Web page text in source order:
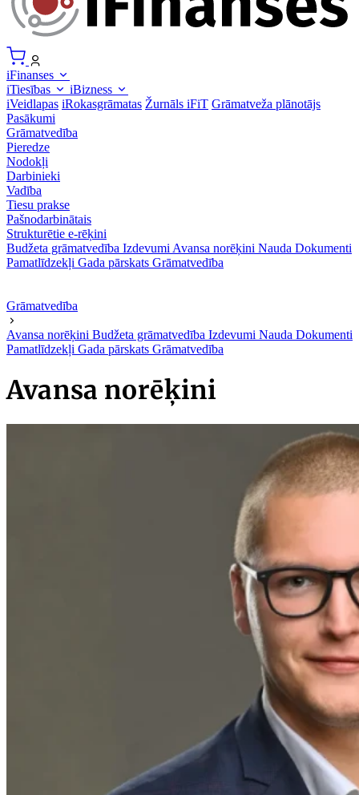
iFinanses
iTiesības
iBizness
iVeidlapas iRokasgrāmatas Žurnāls iFiT Grāmatveža plānotājs
Pasākumi
Grāmatvedība
Pieredze
Nodokļi
Darbinieki
Vadība
Tiesu prakse
Pašnodarbinātais
Strukturētie e-rēķini
Budžeta grāmatvedība Izdevumi Avansa norēķini Nauda Dokumenti
Pamatlīdzekļi Gada pārskats Grāmatvedība
Grāmatvedība
Avansa norēķini Budžeta grāmatvedība Izdevumi Nauda Dokumenti
Pamatlīdzekļi Gada pārskats Grāmatvedība
Avansa norēķini